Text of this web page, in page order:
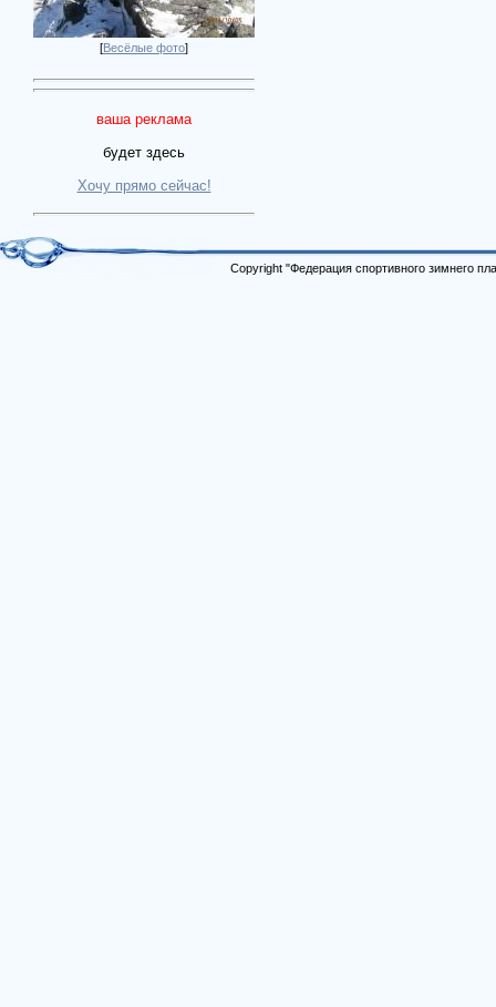
[Весёлые фото]
ваша реклама
будет здесь
Хочу прямо сейчас!
Copyright "Федерация спортивного зимнего